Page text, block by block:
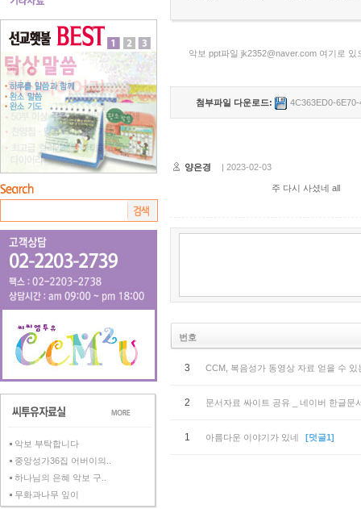
악보 부탁합니다
중앙성가36집 어버이의..
하나님의 은혜 악보 구..
무화과나무 잎이
악보 ppt파일 jk2352@naver.com 여기로 있
첨부파일 다운로드: 4C363ED0-
양은경 | 2023-02-03
주 다시 사셨네 all
번호
3 CCM, 복음성가 동영상 자료 얻을 수 있
2 문서자료 싸이트 공유 _ 네이버 한글문
1 아름다운 이야기가 있네 [덧글1]